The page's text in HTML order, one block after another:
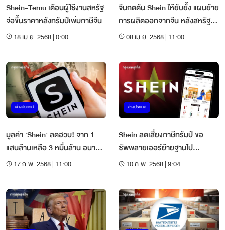
Shein-Temu เตือนผู้ใช้งานสหรัฐ
จ่อขึ้นราคาหลังทรัมป์เพิ่มภาษีจีน
18 เม.ย. 2568 | 0:00
จีนกดดัน Shein ให้ยับยั้ง แผนย้าย
การผลิตออกจากจีน หลังสหรัฐ
เพิ่มภาษี
08 เม.ย. 2568 | 11:00
ต่างประเทศ
มูลค่า ‘Shein’ ลดฮวบ! จาก 1
แสนล้านเหลือ 3 หมื่นล้าน อนาคต
IPO อยู่บนเส้นด้าย
17 ก.พ. 2568 | 11:00
ต่างประเทศ
Shein ลดเสี่ยงภาษีทรัมป์ ขอ
ซัพพลายเออร์ย้ายฐานไป
'เวียดนาม'
10 ก.พ. 2568 | 9:04